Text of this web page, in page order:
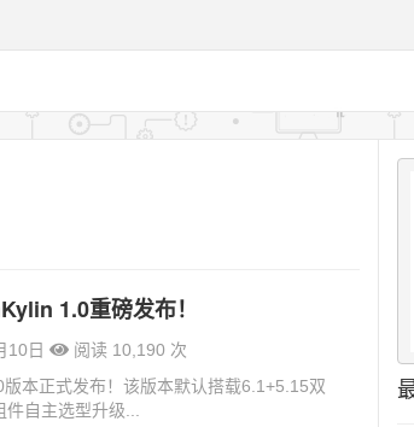
1.0重磅发布！
10日
阅读 10,190 次
本正式发布！该版本默认搭载6.1+5.15双
自主选型升级...